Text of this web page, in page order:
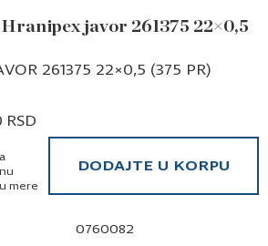
javor 261375 22×0,5
0760082
261375 22×0,5 (375 PR)
RSD
mere
DODAJTE U KORPU